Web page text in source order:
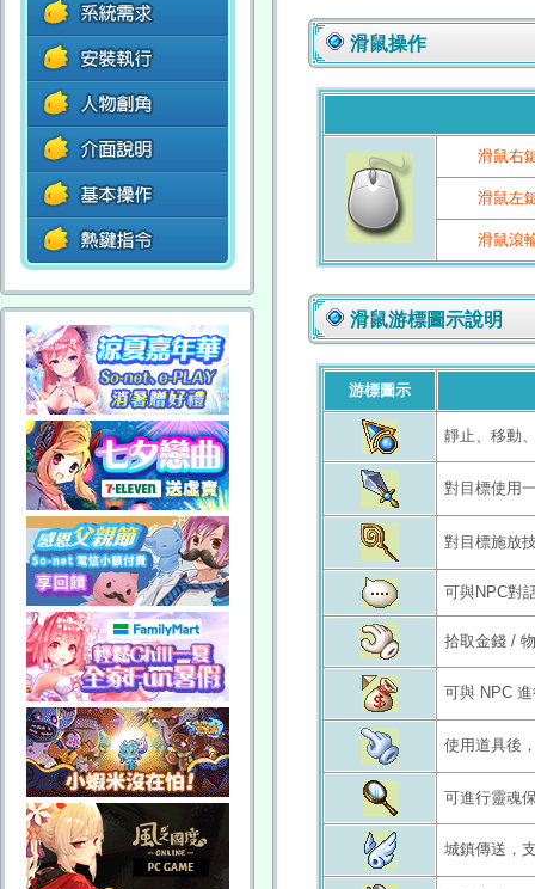
滑鼠操作
滑鼠右
滑鼠左
滑鼠滾
滑鼠游標圖示說明
游標圖示
靜止、移動
對目標使用
對目標施放
可與NPC對
拾取金錢 /
可與 NPC
使用道具後
可進行靈魂
城鎮傳送，